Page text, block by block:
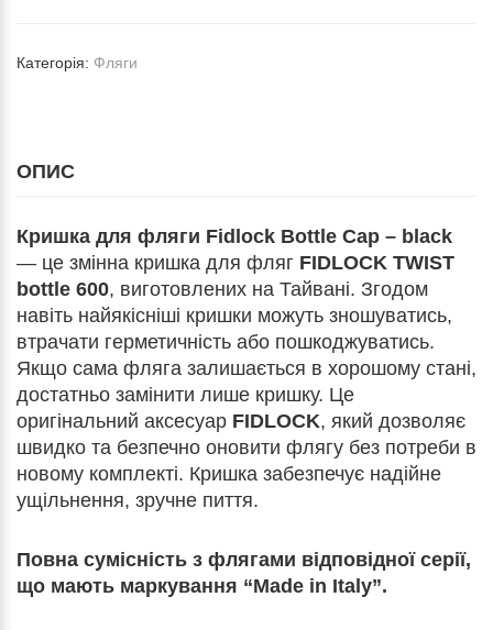
Категорія: Фляги
ОПИС
Кришка для фляги Fidlock Bottle Cap – black
— це змінна кришка для фляг FIDLOCK TWIST
bottle 600, виготовлених на Тайвані. Згодом
навіть найякісніші кришки можуть зношуватись,
втрачати герметичність або пошкоджуватись.
Якщо сама фляга залишається в хорошому стані,
достатньо замінити лише кришку. Це
оригінальний аксесуар FIDLOCK, який дозволяє
швидко та безпечно оновити флягу без потреби в
новому комплекті. Кришка забезпечує надійне
ущільнення, зручне пиття.
Повна сумісність з флягами відповідної серії,
що мають маркування “Made in Italy”.